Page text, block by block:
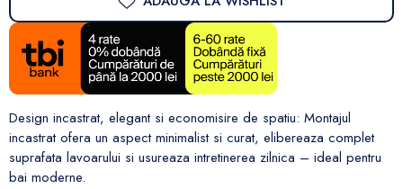
Design incastrat, elegant si economisire de spatiu: Montajul
incastrat ofera un aspect minimalist si curat, elibereaza complet
suprafata lavoarului si usureaza intretinerea zilnica – ideal pentru
bai moderne.